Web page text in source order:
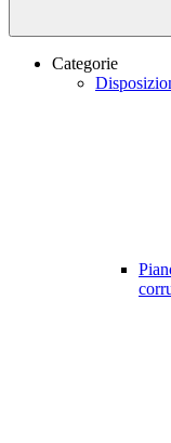
Categorie